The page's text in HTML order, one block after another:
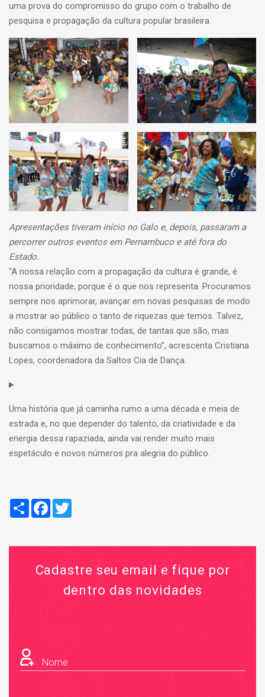
uma prova do compromisso do grupo com o trabalho de
pesquisa e propagação da cultura popular brasileira.
Apresentações tiveram início no Galo e, depois, passaram a
percorrer outros eventos em Pernambuco e até fora do
Estado.
“A nossa relação com a propagação da cultura é grande, é
nossa prioridade, porque é o que nos representa. Procuramos
sempre nos aprimorar, avançar em novas pesquisas de modo
a mostrar ao público o tanto de riquezas que temos. Talvez,
não consigamos mostrar todas, de tantas que são, mas
buscamos o máximo de conhecimento”, acrescenta Cristiana
Lopes, coordenadora da Saltos Cia de Dança.
Uma história que já caminha rumo a uma década e meia de
estrada e, no que depender do talento, da criatividade e da
energia dessa rapaziada, ainda vai render muito mais
espetáculo e novos números pra alegria do público.
Compartilhar
Facebook
Cadastre seu email e fique por
dentro das novidades
Nome